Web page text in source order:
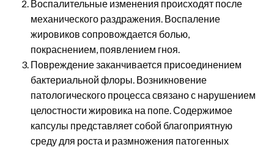
Воспалительные изменения происходят после
механического раздражения. Воспаление
жировиков сопровождается болью,
покраснением, появлением гноя.
Повреждение заканчивается присоединением
бактериальной флоры. Возникновение
патологического процесса связано с нарушением
целостности жировика на попе. Содержимое
капсулы представляет собой благоприятную
среду для роста и размножения патогенных